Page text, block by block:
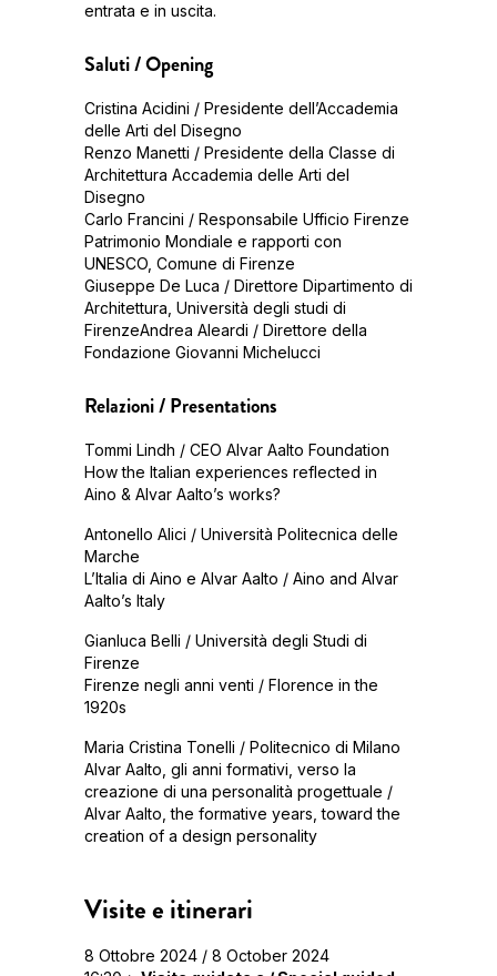
entrata e in uscita.
Saluti / Opening
Cristina Acidini / Presidente dell’Accademia
delle Arti del Disegno
Renzo Manetti / Presidente della Classe di
Architettura Accademia delle Arti del
Disegno
Carlo Francini / Responsabile Ufficio Firenze
Patrimonio Mondiale e rapporti con
UNESCO, Comune di Firenze
Giuseppe De Luca / Direttore Dipartimento di
Architettura, Università degli studi di
FirenzeAndrea Aleardi / Direttore della
Fondazione Giovanni Michelucci
Relazioni / Presentations
Tommi Lindh / CEO Alvar Aalto Foundation
How the Italian experiences reflected in
Aino & Alvar Aalto’s works?
Antonello Alici / Università Politecnica delle
Marche
L’Italia di Aino e Alvar Aalto / Aino and Alvar
Aalto’s Italy
Gianluca Belli / Università degli Studi di
Firenze
Firenze negli anni venti / Florence in the
1920s
Maria Cristina Tonelli / Politecnico di Milano
Alvar Aalto, gli anni formativi, verso la
creazione di una personalità progettuale /
Alvar Aalto, the formative years, toward the
creation of a design personality
Visite e itinerari
8 Ottobre 2024 / 8 October 2024